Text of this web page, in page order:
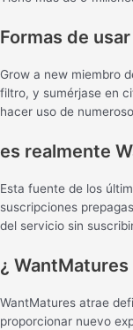
Formas de
Grow a new miembro
filtro, y sumérjase en
hacer uso de
es realmente
Esta fuente de los
suscripciones
del servicio sin
¿ WantMatures
WantMatures atrae
proporcionar nuevo